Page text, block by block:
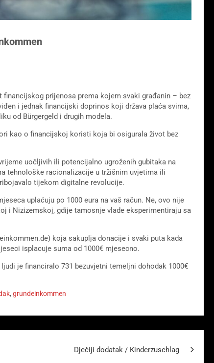
prijenosa prema kojem svaki građanin – bez
i jednak financijski doprinos koji država plaća svima,
od Bürgergeld i drugih modela.
kao o financijskoj koristi koja bi osigurala život bez
uočljivih ili potencijalno ugroženih gubitaka na
tehnološke racionalizacije u tržišnim uvjetima ili
tijekom digitalne revolucije.
uplaćuju po 1000 eura na vaš račun. Ne, ovo nije
i Nizizemskoj, gdije tamosnje vlade eksperimentiraju sa
koja sakuplja donacije i svaki puta kada
isplacuje suma od 1000€ mjesecno.
je financiralo 731 bezuvjetni temeljni dohodak 1000€
, grundeinkommen
Dječiji dodatak / Kinderzuschlag